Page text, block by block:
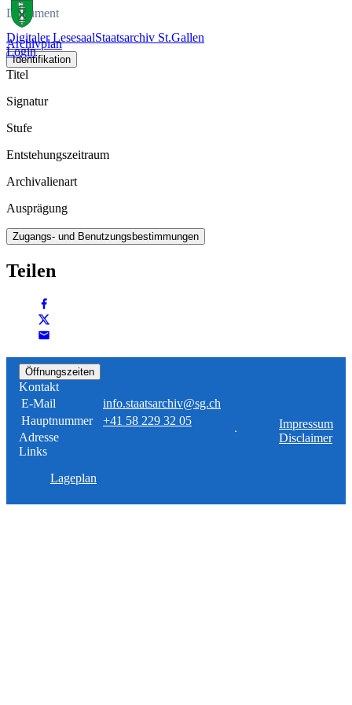
Digitaler LesesaalStaatsarchiv St.Gallen
Login
Dokument
Archivplan
Identifikation
Titel
Signatur
Stufe
Entstehungszeitraum
Archivalienart
Ausprägung
Zugangs- und Benutzungsbestimmungen
Teilen
Öffnungszeiten
Kontakt
E-Mail
info.staatsarchiv@sg.ch
Hauptnummer
+41 58 229 32 05
Adresse
Links
Lageplan
Impressum
Disclaimer